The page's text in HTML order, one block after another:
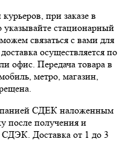
при заказе в
указывайте стационарный
связаться с вами для
осуществляется по
офис. Передача товара в
метро, магазин,
СДЕК наложенным
после получения и
СДЭК. Доставка от 1 до 3